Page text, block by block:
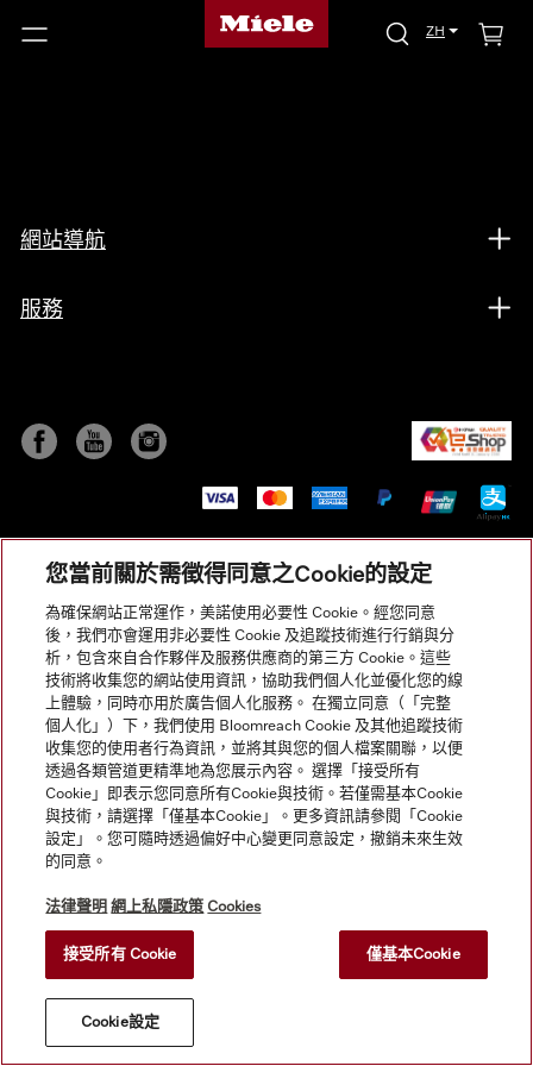
ZH
網站導航
服務
© Copyright, Miele Hong Kong Ltd. All rights reserved.
您當前關於需徵得同意之Cookie的設定
為確保網站正常運作，美諾使用必要性 Cookie。經您同意
後，我們亦會運用非必要性 Cookie 及追蹤技術進行行銷與分
析，包含來自合作夥伴及服務供應商的第三方 Cookie。這些
技術將收集您的網站使用資訊，協助我們個人化並優化您的線
上體驗，同時亦用於廣告個人化服務。 在獨立同意（「完整
個人化」）下，我們使用 Bloomreach Cookie 及其他追蹤技術
收集您的使用者行為資訊，並將其與您的個人檔案關聯，以便
透過各類管道更精準地為您展示內容。 選擇「接受所有
Cookie」即表示您同意所有Cookie與技術。若僅需基本Cookie
與技術，請選擇「僅基本Cookie」。更多資訊請參閱「Cookie
設定」。您可隨時透過偏好中心變更同意設定，撤銷未來生效
的同意。
法律聲明 網上私隱政策 Cookies
接受所有 Cookie 僅基本Cookie
Cookie設定